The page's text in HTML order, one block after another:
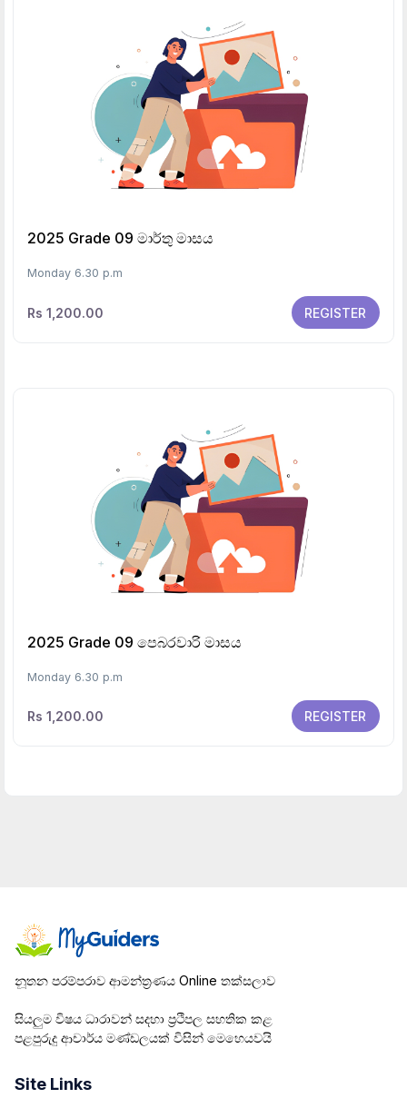
2025 Grade 09 මාර්තු මාසය
Monday 6.30 p.m
Rs 1,200.00 REGISTER
2025 Grade 09 පෙබරවාරි මාසය
Monday 6.30 p.m
Rs 1,200.00 REGISTER
නූතන පරම්පරාව ආමන්ත්‍රණය Online තක්සලාව
සියලුම විෂය ධාරාවන් සදහා ප්‍රථිපල සහතික කළ
පළපුරුදු ආචාර්ය මණ්ඩලයක් විසින් මෙහෙයවයි
Site Links